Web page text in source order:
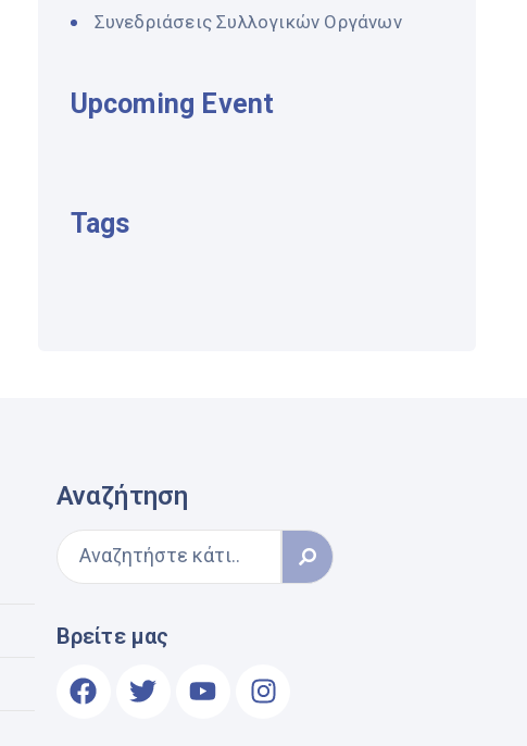
Συνεδριάσεις Συλλογικών Οργάνων
Upcoming Event
Tags
Αναζήτηση
Βρείτε μας